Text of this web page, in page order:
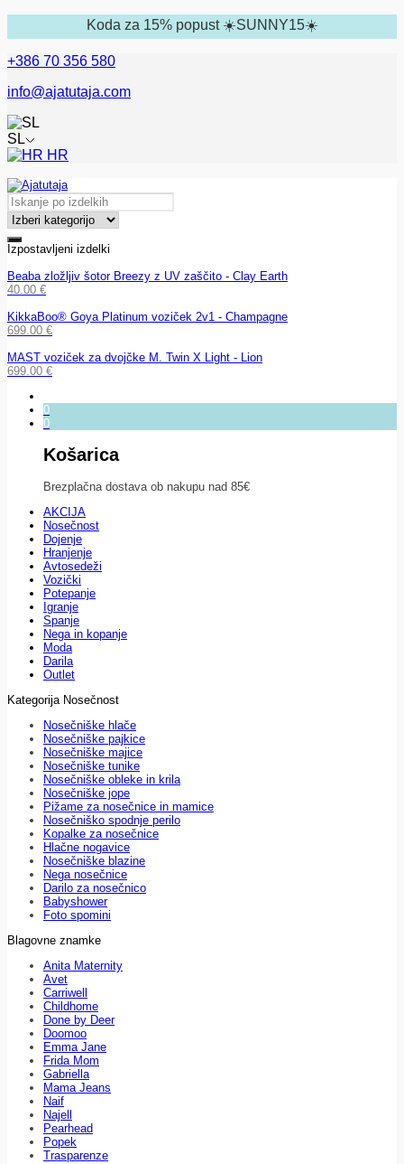
Koda za 15% popust ☀️SUNNY15☀️
+386 70 356 580
info@ajatutaja.com
SL
HR
Izpostavljeni izdelki
Beaba zložljiv šotor Breezy z UV zaščito - Clay Earth
40.00 €
KikkaBoo® Goya Platinum voziček 2v1 - Champagne
699.00 €
MAST voziček za dvojčke M. Twin X Light - Lion
699.00 €
0
0
Košarica
Brezplačna dostava ob nakupu nad 85€
AKCIJA
Nosečnost
Dojenje
Hranjenje
Avtosedeži
Vozički
Potepanje
Igranje
Spanje
Nega in kopanje
Moda
Darila
Outlet
Kategorija Nosečnost
Nosečniške hlače
Nosečniške pajkice
Nosečniške majice
Nosečniške tunike
Nosečniške obleke in krila
Nosečniške jope
Pižame za nosečnice in mamice
Nosečniško spodnje perilo
Kopalke za nosečnice
Hlačne nogavice
Nosečniške blazine
Nega nosečnice
Darilo za nosečnico
Babyshower
Foto spomini
Blagovne znamke
Anita Maternity
Avet
Carriwell
Childhome
Done by Deer
Doomoo
Emma Jane
Frida Mom
Gabriella
Mama Jeans
Naif
Najell
Pearhead
Popek
Trasparenze